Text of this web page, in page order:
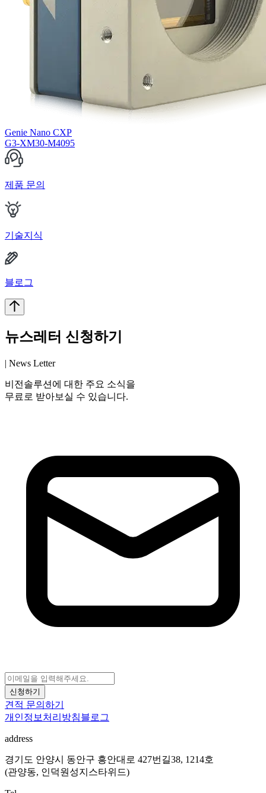
Genie Nano CXP
G3-XM30-M4095
제품 문의
기술지식
블로그
뉴스레터 신청하기
| News Letter
비전솔루션에 대한 주요 소식을
무료로 받아보실 수 있습니다.
신청하기
견적 문의하기
개인정보처리방침블로그
address
경기도 안양시 동안구 흥안대로 427번길38, 1214호
(관양동, 인덕원성지스타위드)